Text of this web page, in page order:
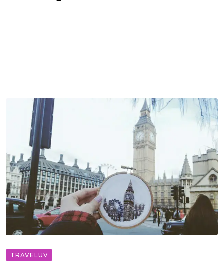
TRAVELUV